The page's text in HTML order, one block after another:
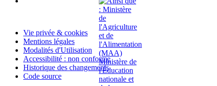
Vie privée & cookies
Mentions légales
Modalités d'Utilisation
Accessibilité : non conforme
Historique des changements
Code source